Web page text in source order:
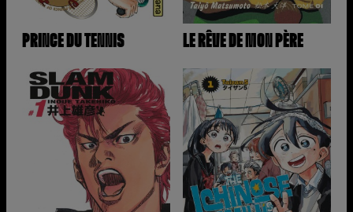
PRINCE DU TENNIS LE RÊVE DE MON PÈRE